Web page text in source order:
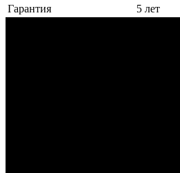
Гарантия
5 лет